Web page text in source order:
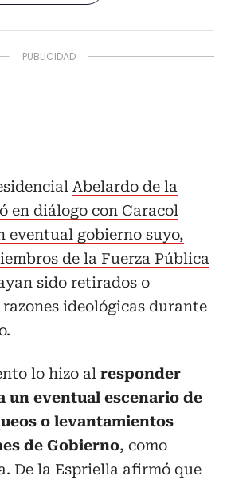
Abelardo de la
en diálogo con Caracol
eventual gobierno suyo,
de la Fuerza Pública
sido retirados o
ideológicas durante
lo hizo al responder
un eventual escenario de
o levantamientos
de Gobierno, como
De la Espriella afirmó que